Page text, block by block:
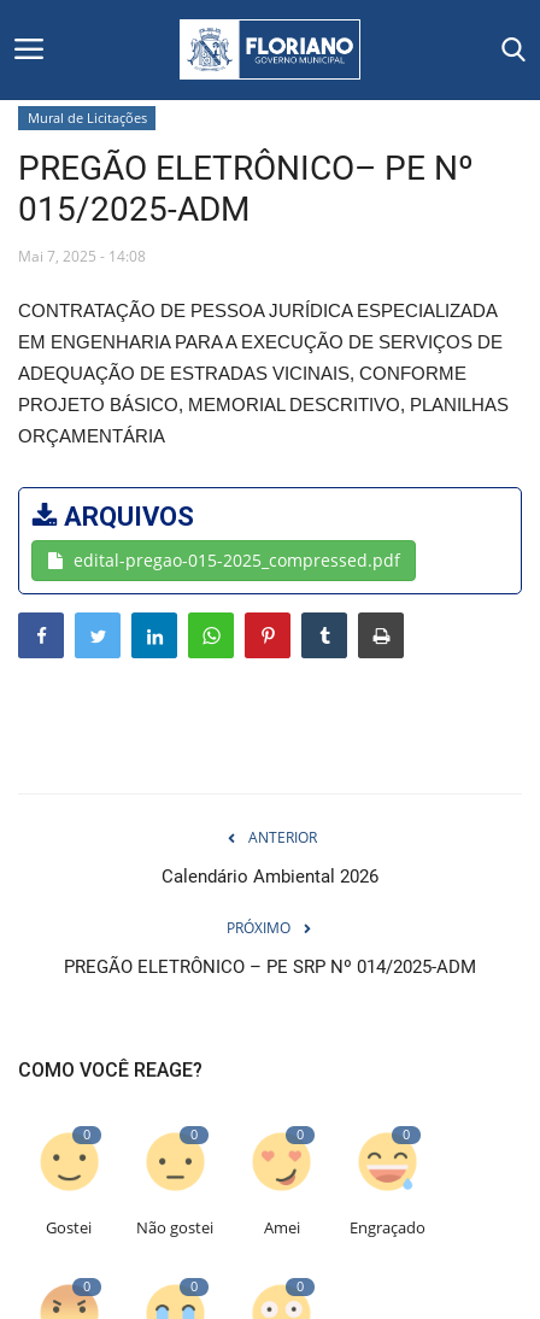
Início
Editais
Secretarias e Órgãos
Mural de Licitações
Vídeos
Webmail
Contato
Mural de Licitações
PREGÃO ELETRÔNICO– PE Nº
015/2025-ADM
Mai 7, 2025 - 14:08
CONTRATAÇÃO DE PESSOA JURÍDICA ESPECIALIZADA
EM ENGENHARIA PARA A EXECUÇÃO DE SERVIÇOS DE
ADEQUAÇÃO DE ESTRADAS VICINAIS, CONFORME
PROJETO BÁSICO, MEMORIAL DESCRITIVO, PLANILHAS
ORÇAMENTÁRIA
ARQUIVOS
edital-pregao-015-2025_compressed.pdf
ANTERIOR
Calendário Ambiental 2026
PRÓXIMO
PREGÃO ELETRÔNICO – PE SRP Nº 014/2025-ADM
COMO VOCÊ REAGE?
0
Gostei
0
Não gostei
0
Amei
0
Engraçado
0 0 0